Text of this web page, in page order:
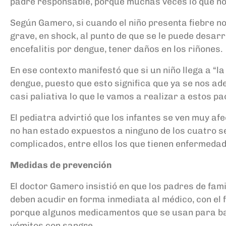
Según Gamero, si cuando el niño presenta fiebre
grave, en shock, al punto de que se le puede
encefalitis por dengue, tener daños en los riñones.
En ese contexto manifestó que si un niño llega a
dengue, puesto que esto significa que ya se nos
casi paliativa lo que le vamos a realizar a estos
El pediatra advirtió que los infantes se ven muy
no han estado expuestos a ninguno de los cuatro
complicados, entre ellos los que tienen
Medidas de prevención
El doctor Gamero insistió en que los padres de
deben acudir en forma inmediata al médico, con
porque algunos medicamentos que se usan